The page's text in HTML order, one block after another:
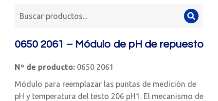
0650 2061 – Módulo de pH de repuesto
Nº de producto: 0650 2061
Módulo para reemplazar las puntas de medición de
pH y temperatura del testo 206 pH1. El mecanismo de